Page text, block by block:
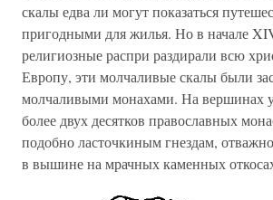
скалы едва ли могут показаться
пригодными для жилья. Но в начале
религиозные распри раздирали всю
Европу, эти молчаливые скалы были
молчаливыми монахами. На вершинах
более двух десятков православных
подобно ласточкиным гнездам,
в вышине на мрачных каменных